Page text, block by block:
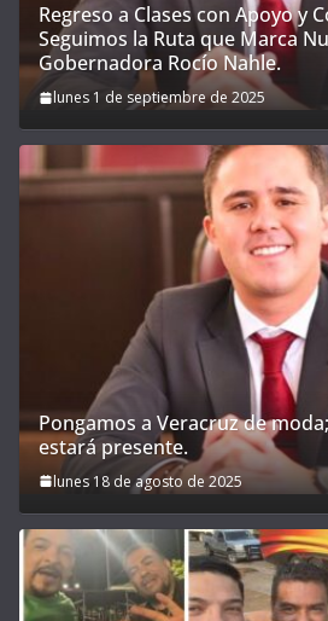
Regreso a Clases con Apoyo y
Seguimos la Ruta que Marca
Gobernadora Rocío Nahle.
lunes 1 de septiembre de 2025
Pongamos a Veracruz de
estará presente.
lunes 18 de agosto de 2025